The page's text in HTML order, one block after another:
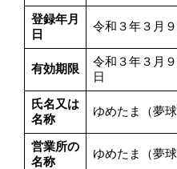
登録年月
日
令和３年３月９
有効期限
令和３年３月
日
氏名又は
名称
ゆめたま（夢
営業所の
名称
ゆめたま（夢